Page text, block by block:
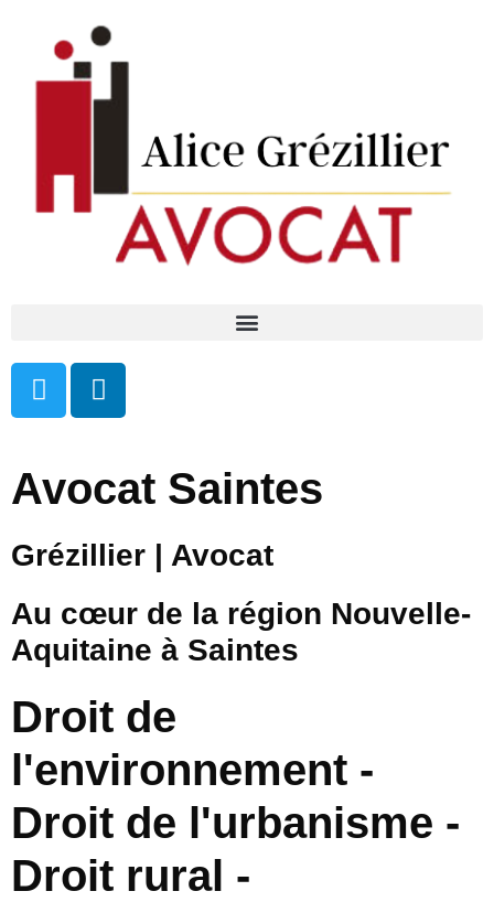
Avocat Saintes
Grézillier | Avocat
Au cœur de la région Nouvelle-
Aquitaine à Saintes
Droit de
l'environnement -
Droit de l'urbanisme -
Droit rural -